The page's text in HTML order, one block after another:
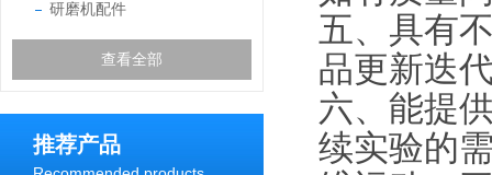
研磨机配件
查看全部
推荐产品
五、具有
品更新迭
六、能提
续实验的